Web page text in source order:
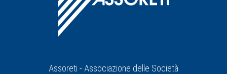
Assoreti - Associazione delle Società